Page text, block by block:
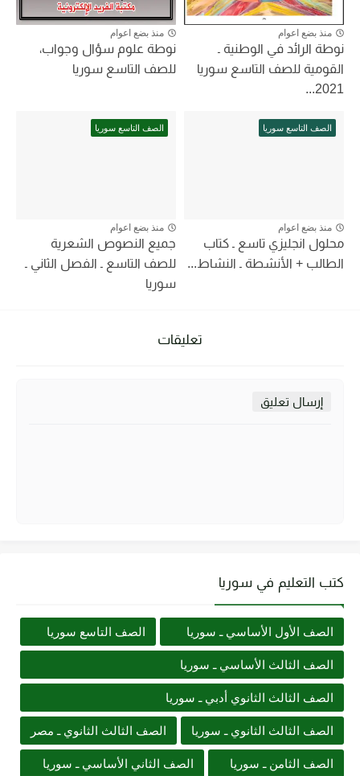
منذ بضع اعوام
نوطة الرائد في الوطنية ـ
القومية للصف التاسع سوريا
2021...
منذ بضع اعوام
نوطة علوم سؤال وجواب،
للصف التاسع سوريا
الصف التاسع سوريا
منذ بضع اعوام
محلول انجليزي تاسع ـ كتاب
الطالب + الأنشطة ـ النشاط...
الصف التاسع سوريا
منذ بضع اعوام
جميع النصوص الشعرية
للصف التاسع ـ الفصل الثاني ـ
سوريا
تعليقات
إرسال تعليق
كتب التعليم في سوريا
الصف الأول الأساسي ـ سوريا الصف التاسع سوريا
الصف الثالث الأساسي ـ سوريا
الصف الثالث الثانوي أدبي ـ سوريا
الصف الثالث الثانوي ـ سوريا الصف الثالث الثانوي ـ مصر
الصف الثامن ـ سوريا الصف الثاني الأساسي ـ سوريا